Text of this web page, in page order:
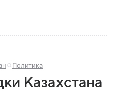
Политика
Казахстана